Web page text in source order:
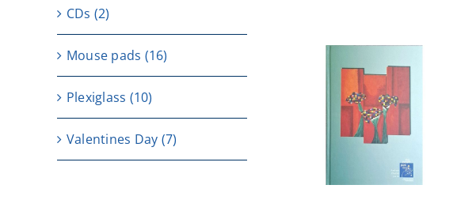
ΚΑΛΑΘΙ
ΠΡΟΣΘΗΚΗ ΣΤΟ
ΛΕΠΤΟΜΕΡΕΙΕΣ
CDs (2)
Μouse pads (16)
Plexiglass (10)
Valentines Day (7)